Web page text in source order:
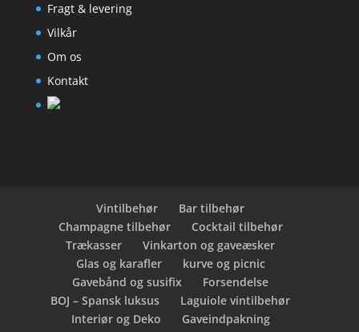
Fragt & levering
Vilkår
Om os
Kontakt
Vintilbehør
Bar tilbehør
Champagne tilbehør
Cocktail tilbehør
Trækasser
Vinkarton og gaveæsker
Glas og karafler
kurve og picnic
Gavebånd og susifix
Forsendelse
BOJ – Spansk luksus
Laguiole vintilbehør
Interiør og Deko
Gaveindpakning